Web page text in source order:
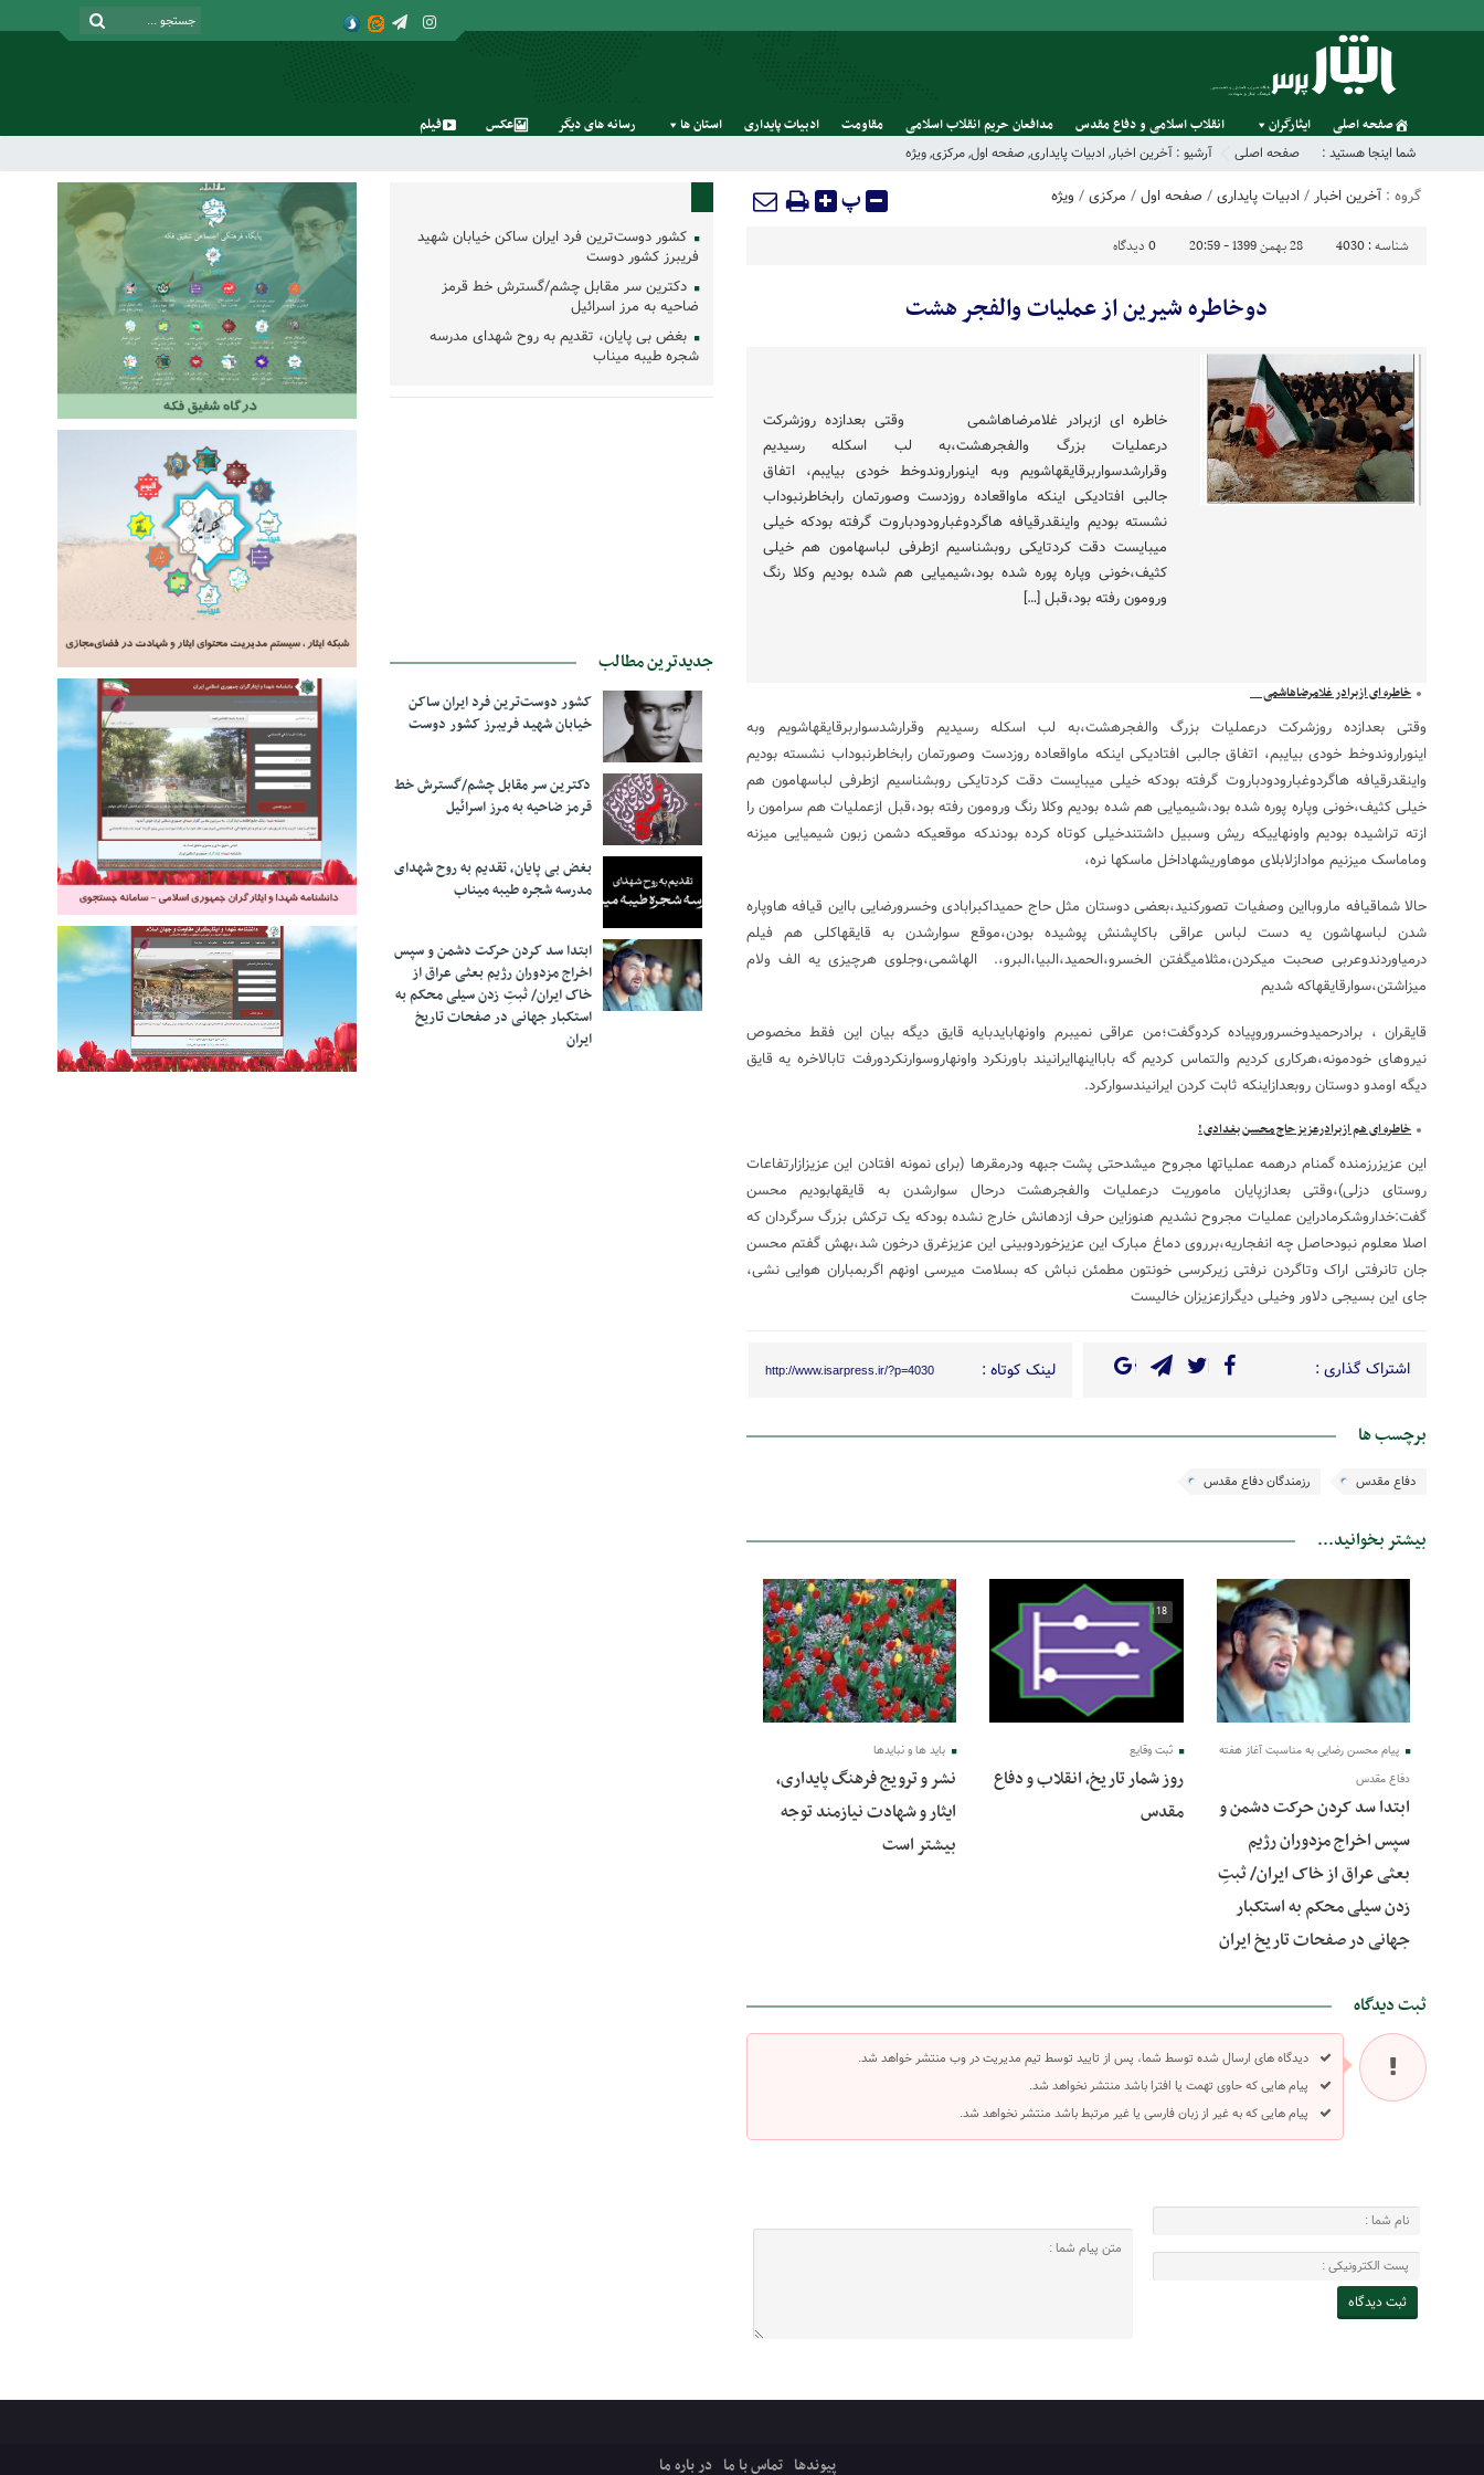
صفحه اصلی ایثارگران انقلاب اسلامی و دفاع مقدس مدافعان حریم انقلاب اسلامی مقاومت ادبیات پایداری استان‌ ها رسانه‌ های‌ دیگر عکس فیلم
شما اینجا هستید : صفحه اصلی آرشیو : آخرین اخبار, ادبیات پایداری,صفحه اول,مرکزی,ویژه
گروه : آخرین اخبار /ادبیات پایداری/ صفحه اول/ مرکزی/ ویژه پ
شناسه : 4030 28 بهمن 1399 - 20:59 0 دیدگاه
دوخاطره شیرین از عملیات والفجر هشت
خاطره ای ازبرادر غلامرضاهاشمی وقتی بعدازده روزشرکت
درعملیات بزرگ والفجرهشت،به لب اسکله رسیدیم
وقرارشدسواربرقایقهاشویم وبه اینوراروندوخط خودی بیایبم، اتفاق
جالبی افتادیکی اینکه ماواقعاده روزدست وصورتمان رابخاطرنبوداب
نشسته بودیم واینقدرقیافه هاگردوغبارودودباروت گرفته بودکه خیلی
میبایست دقت کردتایکی روبشناسیم ازطرفی لباسهامون هم خیلی
کثیف،خونی وپاره پوره شده بود،شیمیایی هم شده بودیم وکلا رنگ
ورومون رفته بود،قبل […]
خاطره ای ازبرادر غلامرضاهاشمی
وقتی بعدازده روزشرکت درعملیات بزرگ والفجرهشت،به لب اسکله رسیدیم وقرارشدسواربرقایقهاشویم وبه
اینوراروندوخط خودی بیایبم، اتفاق جالبی افتادیکی اینکه ماواقعاده روزدست وصورتمان رابخاطرنبوداب نشسته بودیم
واینقدرقیافه هاگردوغبارودودباروت گرفته بودکه خیلی میبایست دقت کردتایکی روبشناسیم ازطرفی لباسهامون هم
خیلی کثیف،خونی وپاره پوره شده بود،شیمیایی هم شده بودیم وکلا رنگ ورومون رفته بود،قبل ازعملیات هم سرامون را
ازته تراشیده بودیم واونهاییکه ریش وسبیل داشتندخیلی کوتاه کرده بودندکه موقعیکه دشمن زبون شیمیایی میزنه
وماماسک میزنیم موادازلابلای موهاوریشهاداخل ماسکها نره،
حالا شماقیافه ماروبااین وصفیات تصورکنید،بعضی دوستان مثل حاج حمیداکبرابادی وخسرورضایی بااین قیافه هاوپاره
شدن لباسهاشون یه دست لباس عراقی باکاپشنش پوشیده بودن،موقع سوارشدن به قایقهاکلی هم فیلم
درمیاوردندوعربی صحبت میکردن،مثلامیگفتن الخسرو،الحمید،البیا،البرو،. الهاشمی،وجلوی هرچیزی یه الف ولام
میزاشتن،سوارقایقهاکه شدیم
قایقران ، برادرحمیدوخسروروپیاده کردوگفت؛من عراقی نمیبرم واونهابایدبایه قایق دیگه بیان این فقط مخصوص
نیروهای خودمونه،هرکاری کردیم والتماس کردیم گه بابااینهاایرانیند باورنکرد واونهاروسوارنکردورفت تابالاخره یه قایق
دیگه اومدو دوستان روبعدازاینکه ثابت کردن ایرانیندسوارکرد.
خاطره ای هم ازبرادرعزیز حاج محسن بغدادی !
این عزیزرزمنده گمنام درهمه عملیاتها مجروح میشدحتی پشت جبهه ودرمقرها (برای نمونه افتادن این عزیزازارتفاعات
روستای دزلی)،وقتی بعدازپایان ماموریت درعملیات والفجرهشت درحال سوارشدن به قایقهابودیم محسن
گفت:خداروشکرمادراین عملیات مجروح نشدیم هنوزاین حرف ازدهانش خارج نشده بودکه یک ترکش بزرگ سرگردان که
اصلا معلوم نبودحاصل چه انفجاریه،برروی دماغ مبارک این عزیزخوردوبینی این عزیزغرق درخون شد،بهش گفتم محسن
جان تانرفتی اراک وتاگردن نرفتی زیرکرسی خونتون مطمئن نباش که بسلامت میرسی اونهم اگربمباران هوایی نشی،
جای این بسیجی دلاور وخیلی دیگرازعزیزان خالیست
اشتراک گذاری : لینک کوتاه : http://www.isarpress.ir/?p=4030
برچسب ها
دفاع مقدس رزمندگان دفاع مقدس
بیشتر بخوانید...
پیام محسن رضایی به مناسبت آغاز هفته
دفاع مقدس
ابتدا سد کردن حرکت دشمن و
سپس اخراج مزدوران رژیم
بعثی عراق از خاک ایران/ ثبتِ
زدن سیلی محکم به استکبار
جهانی در صفحات تاریخ ایران
18 اسفند 1402
ثبت وقایع
روز شمار تاریخ، انقلاب و دفاع
مقدس
16 اسفند 1402
باید ها و نبایدها
نشر و ترویج فرهنگ پایداری،
ایثار و شهادت نیازمند توجه
بیشتر است
ثبت دیدگاه
دیدگاه های ارسال شده توسط شما، پس از تایید توسط تیم مدیریت در وب منتشر خواهد شد.
پیام هایی که حاوی تهمت یا افترا باشد منتشر نخواهد شد.
پیام هایی که به غیر از زبان فارسی یا غیر مرتبط باشد منتشر نخواهد شد.
کشور دوست‌ترین فرد ایران ساکن خیابان شهید
فریبرز کشور دوست
دکترین سر مقابل چشم/گسترش خط قرمز
ضاحیه به مرز اسرائیل
بغض بی پایان، تقدیم به روح شهدای مدرسه
شجره طیبه میناب
جدیدترین مطالب
کشور دوست‌ترین فرد ایران ساکن
خیابان شهید فریبرز کشور دوست
دکترین سر مقابل چشم/گسترش خط
قرمز ضاحیه به مرز اسرائیل
بغض بی پایان، تقدیم به روح شهدای
مدرسه شجره طیبه میناب
ابتدا سد کردن حرکت دشمن و سپس
اخراج مزدوران رژیم بعثی عراق از
خاک ایران/ ثبتِ زدن سیلی محکم به
استکبار جهانی در صفحات تاریخ
ایران
پیوندها تماس با ما در باره ما